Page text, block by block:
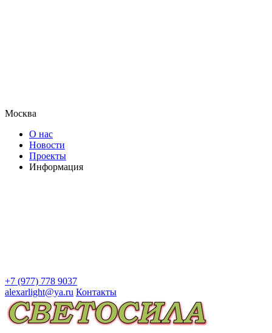
Москва
О нас
Новости
Проекты
Информация
+7 (977) 778 9037
alexarlight@ya.ru Контакты